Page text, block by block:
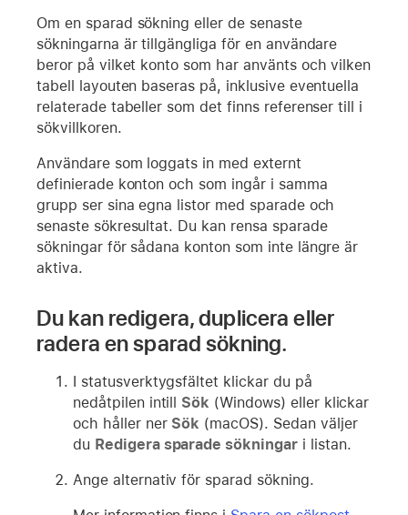
Om en sparad sökning eller de senaste
sökningarna är tillgängliga för en användare
beror på vilket konto som har använts och vilken
tabell layouten baseras på, inklusive eventuella
relaterade tabeller som det finns referenser till i
sökvillkoren.
Användare som loggats in med externt
definierade konton och som ingår i samma
grupp ser sina egna listor med sparade och
senaste sökresultat. Du kan rensa sparade
sökningar för sådana konton som inte längre är
aktiva.
Du kan redigera, duplicera eller
radera en sparad sökning.
I statusverktygsfältet klickar du på
nedåtpilen intill Sök (Windows) eller klickar
och håller ner Sök (macOS). Sedan väljer
du Redigera sparade sökningari listan.
Ange alternativ för sparad sökning.